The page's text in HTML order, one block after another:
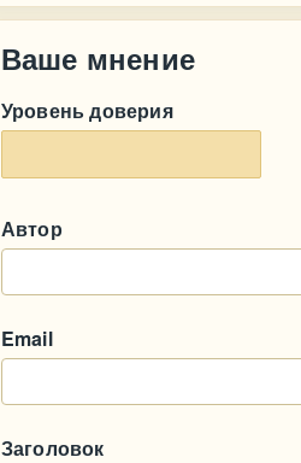
Ваше мнение
Уровень доверия
Автор
Email
Заголовок